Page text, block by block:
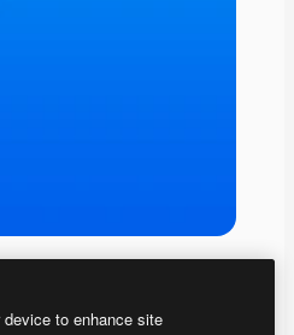
to enhance site